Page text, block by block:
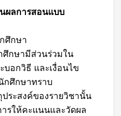
ผลการสอนแบบ
ศึกษา
ศึกษามีส่วนร่วมใน
บอกวิธี และเงื่อนไข
กศึกษาทราบ
ระสงค์ของรายวิชานั้น
รให้คะแนนและวัดผล